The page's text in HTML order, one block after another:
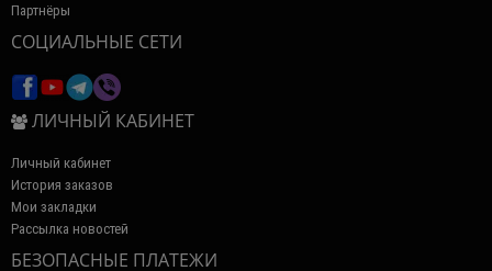
Партнёры
СОЦИАЛЬНЫЕ СЕТИ
ЛИЧНЫЙ КАБИНЕТ
Личный кабинет
История заказов
Мои закладки
Рассылка новостей
БЕЗОПАСНЫЕ ПЛАТЕЖИ